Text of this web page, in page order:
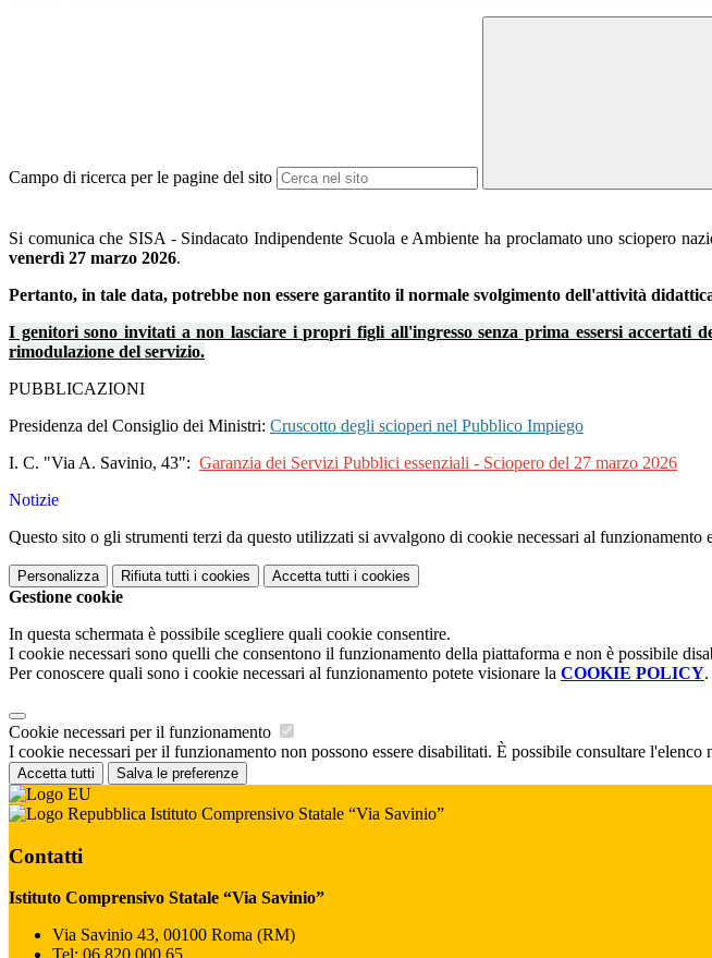
Campo di ricerca per le pagine del sito
Si comunica che SISA - Sindacato Indipendente Scuola e Ambiente ha proclamato uno sciopero
venerdì 27 marzo 2026.
Pertanto, in tale data, potrebbe non essere garantito il normale svolgimento dell'attività
I genitori sono invitati a non lasciare i propri figli all'ingresso senza prima essersi accertati
rimodulazione del servizio.
PUBBLICAZIONI
Presidenza del Consiglio dei Ministri: Cruscotto degli scioperi nel Pubblico Impiego
I. C. "Via A. Savinio, 43": Garanzia dei Servizi Pubblici essenziali - Sciopero del 27 marzo 2026
Notizie
Questo sito o gli strumenti terzi da questo utilizzati si avvalgono di cookie necessari al
Personalizza Rifiuta tutti i cookies Accetta tutti i cookies
Gestione cookie
In questa schermata è possibile scegliere quali cookie consentire.
I cookie necessari sono quelli che consentono il funzionamento della piattaforma e non è possibile
Per conoscere quali sono i cookie necessari al funzionamento potete visionare la COOKIE POLICY.
Cookie necessari per il funzionamento
I cookie necessari per il funzionamento non possono essere disabilitati. È possibile consultare
Accetta tutti Salva le preferenze
Istituto Comprensivo Statale “Via Savinio”
Contatti
Istituto Comprensivo Statale “Via Savinio”
Via Savinio 43, 00100 Roma (RM)